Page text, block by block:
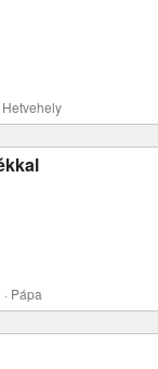
Hetvehely
Pápa